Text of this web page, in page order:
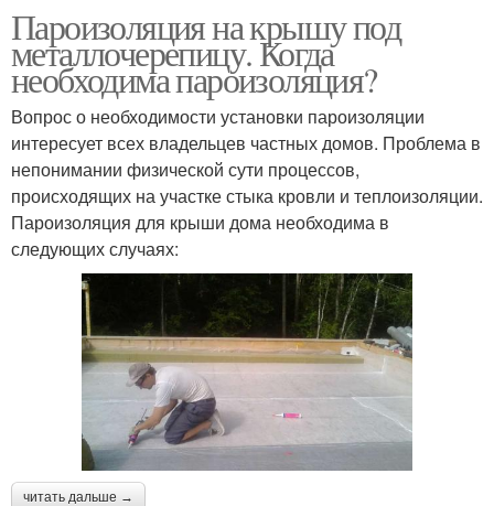
Пароизоляция на крышу под
металлочерепицу. Когда
необходима пароизоляция?
Вопрос о необходимости установки пароизоляции
интересует всех владельцев частных домов. Проблема в
непонимании физической сути процессов,
происходящих на участке стыка кровли и теплоизоляции.
Пароизоляция для крыши дома необходима в
следующих случаях:
читать дальше →